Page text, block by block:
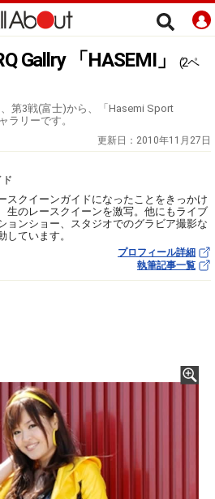
Gallry 「HASEMI」
(2ペ
、第3戦(富士)から、「Hasemi Sport
ラリーです。
更新日： 2010年11月27日
ド
スクイーンガイドになったことをきっかけ
生のレースクイーンを激写。他にもライブ
ョンショー、スタジオでのグラビア撮影な
しています。
プロフィール詳細
執筆記事一覧